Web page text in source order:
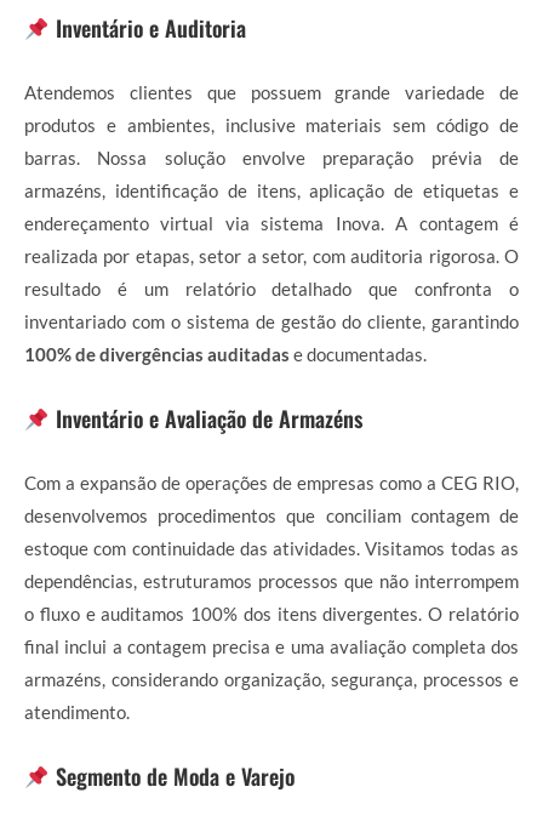
Inventário e Auditoria
Atendemos clientes que possuem grande variedade de
produtos e ambientes, inclusive materiais sem código de
barras. Nossa solução envolve preparação prévia de
armazéns, identificação de itens, aplicação de etiquetas e
endereçamento virtual via sistema Inova. A contagem é
realizada por etapas, setor a setor, com auditoria rigorosa. O
resultado é um relatório detalhado que confronta o
inventariado com o sistema de gestão do cliente, garantindo
100% de divergências auditadas e documentadas.
Inventário e Avaliação de Armazéns
Com a expansão de operações de empresas como a CEG RIO,
desenvolvemos procedimentos que conciliam contagem de
estoque com continuidade das atividades. Visitamos todas as
dependências, estruturamos processos que não interrompem
o fluxo e auditamos 100% dos itens divergentes. O relatório
final inclui a contagem precisa e uma avaliação completa dos
armazéns, considerando organização, segurança, processos e
atendimento.
Segmento de Moda e Varejo